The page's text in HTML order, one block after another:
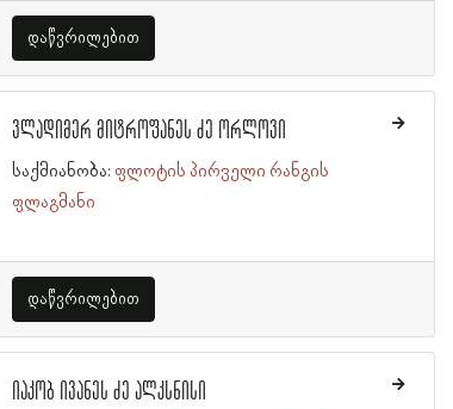
დაწვრილებით
ვლადიმერ მიტროფანეს ძე ორლოვი
საქმიანობა: ფლოტის პირველი რანგის
ფლაგმანი
დაწვრილებით
იაკობ ივანეს ძე ალკსნისი